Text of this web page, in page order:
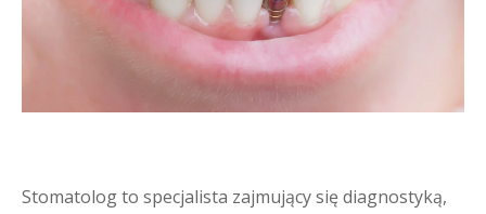
Stomatolog to specjalista zajmujący się diagnostyką,